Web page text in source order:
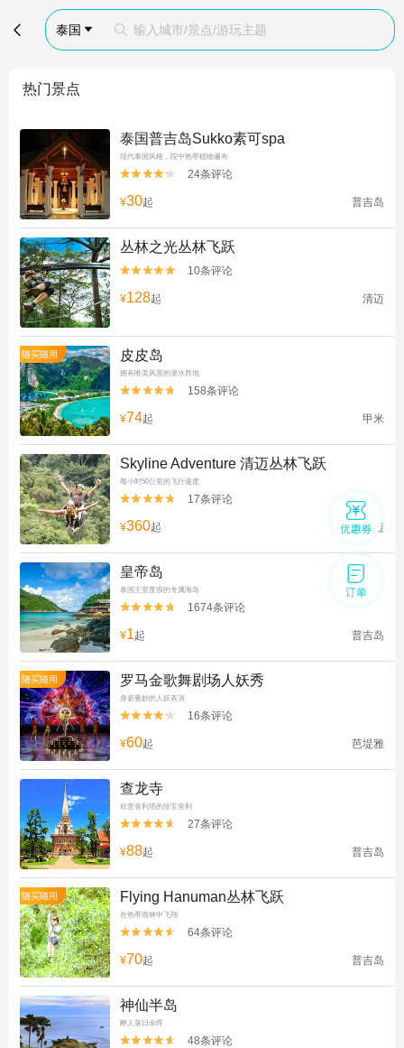
 泰国   输入城市/景点/游玩主题
热门景点
泰国普吉岛Sukko素可spa
现代泰国风格，院中热带植物遍布

 24条评论
¥30起 普吉岛
丛林之光丛林飞跃

 10条评论
¥128起 清迈
随买随用 皮皮岛
拥有唯美风景的潜水胜地

 158条评论
¥74起 甲米
Skyline Adventure 清迈丛林飞跃
每小时50公里的飞行速度

 17条评论
¥360起 清迈
皇帝岛
泰国王室度假的专属海岛

 1674条评论
¥1起 普吉岛
随买随用 罗马金歌舞剧场人妖秀
身姿曼妙的人妖表演

 16条评论
¥60起 芭堤雅
查龙寺
欣赏舍利塔的珍宝舍利

 27条评论
¥88起 普吉岛
随买随用 Flying Hanuman丛林飞跃
在热带雨林中飞翔

 64条评论
¥70起 普吉岛
神仙半岛
醉人落日余晖

 48条评论